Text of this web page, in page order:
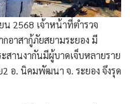
น 2568 เจ้าหน้าที่ตำรวจ
อาสากู้ภัยสยามระยอง มี
สานงากันมีผู้บาดเจ็บหลายราย
อ. นิคมพัฒนา จ. ระยอง จึงรุด